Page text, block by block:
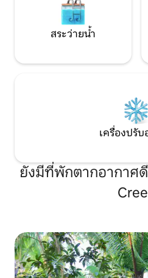
สระว่ายน้ำ
เครื่องปรับ
ยังมีที่พักตากอากาศดี